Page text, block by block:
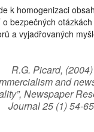
k homogenizaci
o bezpečných
a vyjadřovaných
R.G. Picard, (2004)
and
Newspaper
Journal 25 (1) 54-